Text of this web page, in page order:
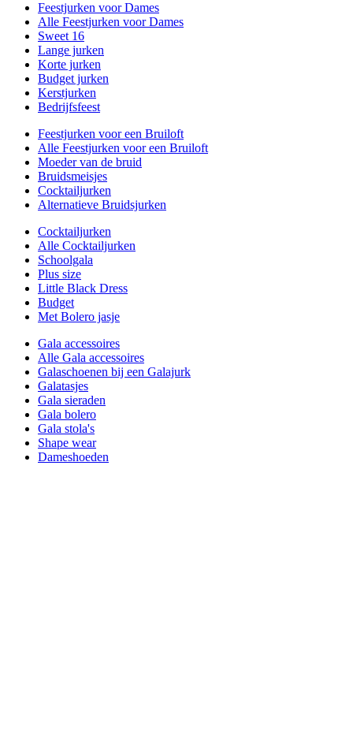
Feestjurken voor Dames
Alle Feestjurken voor Dames
Sweet 16
Lange jurken
Korte jurken
Budget jurken
Kerstjurken
Bedrijfsfeest
Feestjurken voor een Bruiloft
Alle Feestjurken voor een Bruiloft
Moeder van de bruid
Bruidsmeisjes
Cocktailjurken
Alternatieve Bruidsjurken
Cocktailjurken
Alle Cocktailjurken
Schoolgala
Plus size
Little Black Dress
Budget
Met Bolero jasje
Gala accessoires
Alle Gala accessoires
Galaschoenen bij een Galajurk
Galatasjes
Gala sieraden
Gala bolero
Gala stola's
Shape wear
Dameshoeden